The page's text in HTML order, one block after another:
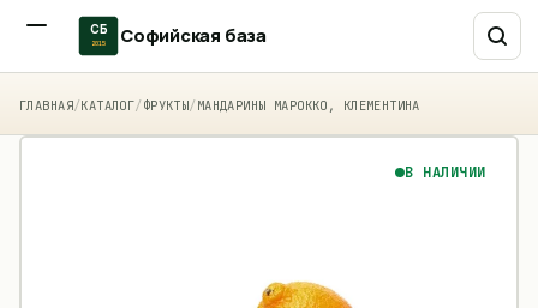
СБ
2015 Софийская база
ГЛАВНАЯ/КАТАЛОГ/ ФРУКТЫ/ МАНДАРИНЫ МАРОККО, КЛЕМЕНТИНА
В НАЛИЧИИ